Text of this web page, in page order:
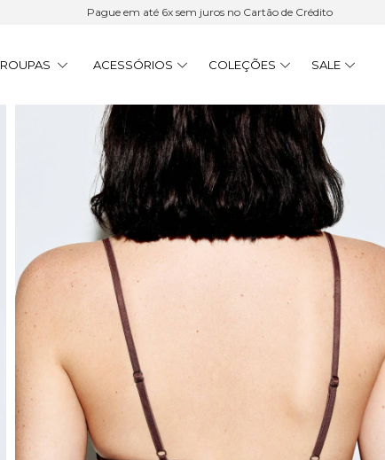
Pague em até 6x sem juros no Cartão de Crédito
ROUPAS ACESSÓRIOS COLEÇÕES SALE